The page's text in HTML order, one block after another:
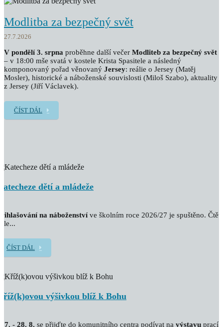
Modlitba za bezpečný svět
27.7.2026
V pondělí 3. srpna proběhne další večer Modliteb za bezpečný svět
– v 18:00 mše svatá v kostele Krista Spasitele a následný
komponovaný pořad věnovaný Jersey: reálie o Jersey (Matěj
Mosler), historické a náboženské souvislosti (Miloš Szabo), aktuality
z Jersey (Jiří Václavek).
ČÍST DÁL
dětí a mládeže
na náboženstvíve školním roce 2026/27 je spuštěno.
ČÍST DÁL
výšivkou blíž k Bohu
7. - 28. 8. se přijďte do komunitního centra podívat na výstavu prací